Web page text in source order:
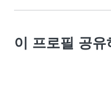
이 프로필 공유